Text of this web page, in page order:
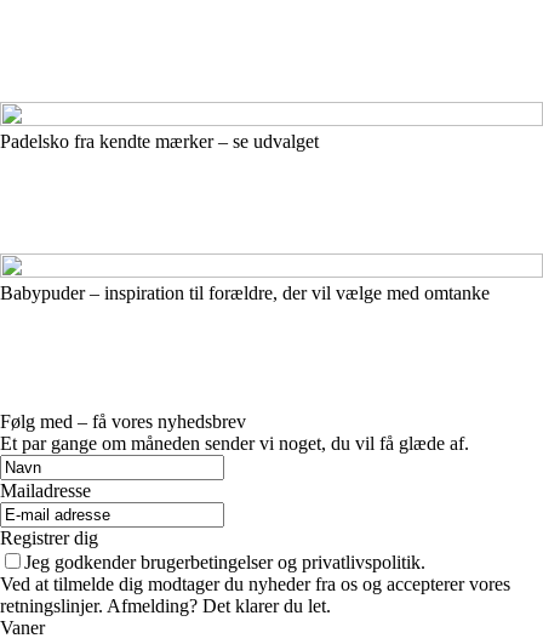
Padelsko fra kendte mærker – se udvalget
Babypuder – inspiration til forældre, der vil vælge med omtanke
Følg med – få vores nyhedsbrev
Et par gange om måneden sender vi noget, du vil få glæde af.
Mailadresse
Registrer dig
Jeg godkender brugerbetingelser og privatlivspolitik.
Ved at tilmelde dig modtager du nyheder fra os og accepterer vores
retningslinjer. Afmelding? Det klarer du let.
Vaner